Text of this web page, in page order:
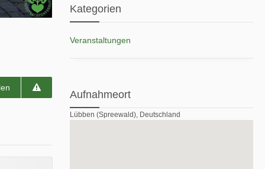
Kategorien
Veranstaltungen
Aufnahmeort
Lübben (Spreewald), Deutschland